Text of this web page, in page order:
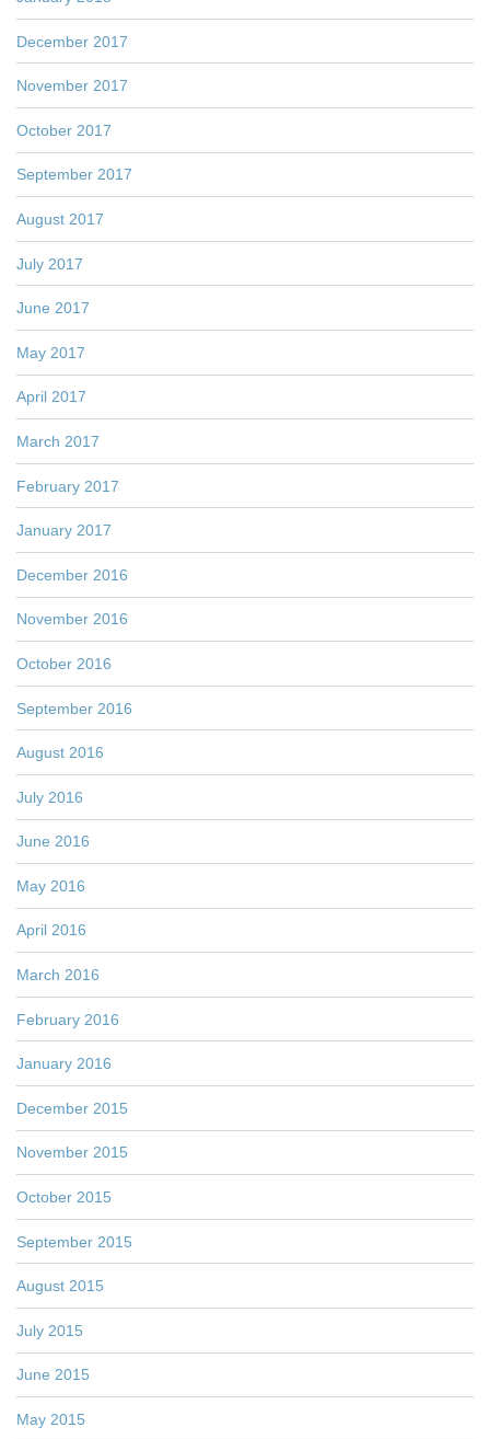
December 2017
November 2017
October 2017
September 2017
August 2017
July 2017
June 2017
May 2017
April 2017
March 2017
February 2017
January 2017
December 2016
November 2016
October 2016
September 2016
August 2016
July 2016
June 2016
May 2016
April 2016
March 2016
February 2016
January 2016
December 2015
November 2015
October 2015
September 2015
August 2015
July 2015
June 2015
May 2015